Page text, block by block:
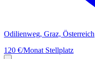
Odilienweg, Graz, Österreich
120 €/Monat Stellplatz